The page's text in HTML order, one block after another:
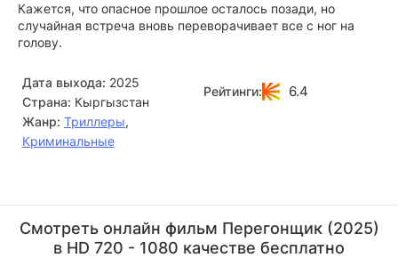
Кажется, что опасное прошлое осталось позади, но
случайная встреча вновь переворачивает все с ног на
голову.
Дата выхода: 2025
Страна: Кыргызстан
Жанр: Триллеры,
Криминальные
Рейтинги: 6.4
(Макс)
Смотреть онлайн фильм Перегонщик (2025)
в HD 720 - 1080 качестве бесплатно